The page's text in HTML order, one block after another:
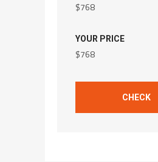
$768
YOUR PRICE
$768
CHECK